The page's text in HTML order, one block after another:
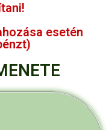
esetén